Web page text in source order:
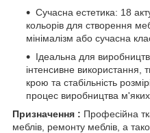
Сучасна естетика: 18
кольорів для створення
мінімалізм або сучасна
Ідеальна для
інтенсивне використання,
крою та стабільність
процес виробництва м'яких
Призначення : Професійна
меблів, ремонту меблів, а